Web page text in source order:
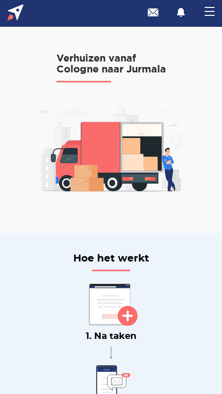
Verhuizen vanaf
Cologne naar Jurmala
Hoe het werkt
1. Na taken